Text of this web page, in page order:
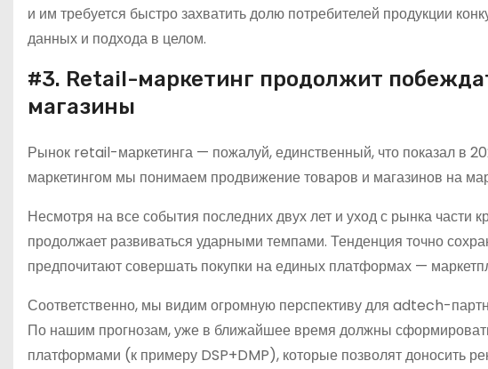
и им требуется быстро захватить долю потребителей продукции
данных и подхода в целом.
#3. Retail-маркетинг продолжит
магазины
Рынок retail-маркетинга — пожалуй, единственный, что показал в
маркетингом мы понимаем продвижение товаров и магазинов на
Несмотря на все события последних двух лет и уход с рынка части
продолжает развиваться ударными темпами. Тенденция точно
предпочитают совершать покупки на единых платформах —
Соответственно, мы видим огромную перспективу для adtech-
По нашим прогнозам, уже в ближайшее время должны
платформами (к примеру DSP+DMP), которые позволят доносить